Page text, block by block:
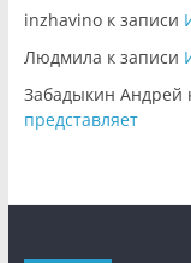
inzhavinoк записи
Людмила к записи
Забадыкин Андрей
представляет